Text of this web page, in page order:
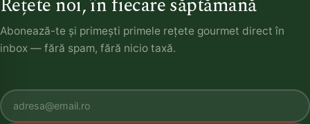
Abonează-te și primești primele rețete gourmet direct în
inbox — fără spam, fără nicio taxă.